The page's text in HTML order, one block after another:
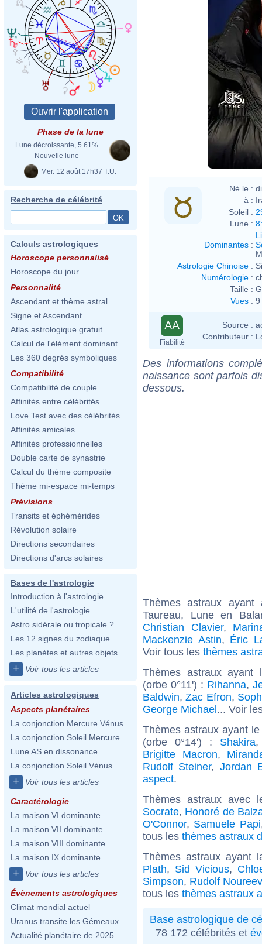
Phase de la lune
Lune décroissante, 5.61%
Nouvelle lune
Mer. 12 août 17h37 T.U.
Recherche de célébrité
Calculs astrologiques
Horoscope personnalisé
Horoscope du jour
Personnalité
Ascendant et thème astral
Signe et Ascendant
Atlas astrologique gratuit
Calcul de l'élément dominant
Les 360 degrés symboliques
Compatibilité
Compatibilité de couple
Affinités entre célébrités
Love Test avec des célébrités
Affinités amicales
Affinités professionnelles
Double carte de synastrie
Calcul du thème composite
Thème mi-espace mi-temps
Prévisions
Transits et éphémérides
Révolution solaire
Directions secondaires
Directions d'arcs solaires
Bases de l'astrologie
Introduction à l'astrologie
L'utilité de l'astrologie
Astro sidérale ou tropicale ?
Les 12 signes du zodiaque
Les planètes et autres objets
+ Voir tous les articles
Articles astrologiques
Aspects planétaires
La conjonction Mercure Vénus
La conjonction Soleil Mercure
Lune AS en dissonance
La conjonction Soleil Vénus
+ Voir tous les articles
Caractérologie
La maison VI dominante
La maison VII dominante
La maison VIII dominante
La maison IX dominante
+ Voir tous les articles
Évènements astrologiques
Climat mondial actuel
Uranus transite les Gémeaux
Actualité planétaire de 2025
Né le :
à :
Soleil :
Lune :
Dominantes :
Astrologie Chinoise :
Numérologie :
Taille :
Vues : 9
AA
Fiabilité
Source :
Contributeur :
Des informations
naissance sont parfois
dessous.
Thèmes astraux
Taureau, Lune en
Christian Clavier,
Mackenzie Astin, Éric
Voir tous les thèmes
Thèmes astraux ayant
(orbe 0°11') : Rihanna,
Baldwin,Zac Efron,
George Michael... Voir
Thèmes astraux ayant
(orbe 0°14') : Shakira
Brigitte Macron,
Rudolf Steiner, Jordan
aspect.
Thèmes astraux avec
Socrate, Honoré de
O'Connor, Samuele Papi
tous les thèmes astraux
Thèmes astraux ayant
Plath, Sid Vicious,
Simpson, Rudolf Noureev
tous les thèmes astraux
Base astrologique de
78 172 célébrités et